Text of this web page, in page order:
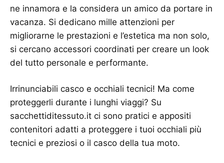
ne innamora e la considera un amico da portare in
vacanza. Si dedicano mille attenzioni per
migliorarne le prestazioni e l’estetica ma non solo,
si cercano accessori coordinati per creare un look
del tutto personale e performante.
Irrinunciabili casco e occhiali tecnici! Ma come
proteggerli durante i lunghi viaggi? Su
sacchettiditessuto.it ci sono pratici e appositi
contenitori adatti a proteggere i tuoi occhiali più
tecnici e preziosi o il casco della tua moto.